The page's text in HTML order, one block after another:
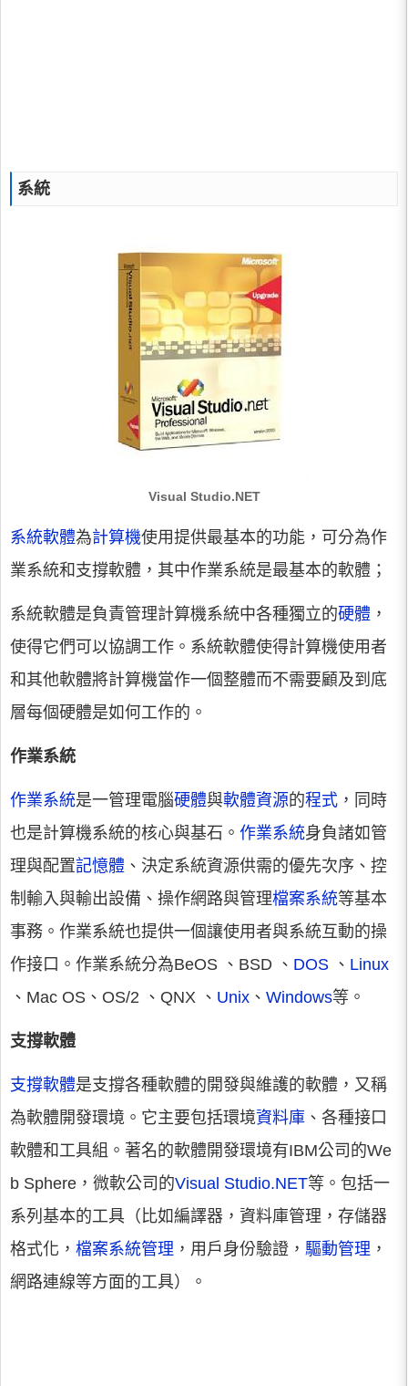
系統
Visual Studio.NET
系統軟體為計算機使用提供最基本的功能，可分為作
業系統和支撐軟體，其中作業系統是最基本的軟體；
系統軟體是負責管理計算機系統中各種獨立的硬體 ，
使得它們可以協調工作。系統軟體使得計算機使用者
和其他軟體將計算機當作一個整體而不需要顧及到底
層每個硬體是如何工作的。
作業系統
作業系統是一管理電腦硬體與軟體資源的程式 ，同時
也是計算機系統的核心與基石。 作業系統身負諸如管
理與配置記憶體 、決定系統資源供需的優先次序、控
制輸入與輸出設備、操作網路與管理檔案系統等基本
事務。作業系統也提供一個讓使用者與系統互動的操
作接口。作業系統分為BeOS 、BSD 、 DOS 、 Linux
、Mac OS、OS/2 、QNX 、 Unix 、 Windows等。
支撐軟體
支撐軟體是支撐各種軟體的開發與維護的軟體，又稱
為軟體開發環境。它主要包括環境資料庫 、各種接口
軟體和工具組。著名的軟體開發環境有IBM公司的We
b Sphere，微軟公司的Visual Studio.NET等。包括一
系列基本的工具（比如編譯器，資料庫管理，存儲器
格式化， 檔案系統管理 ，用戶身份驗證， 驅動管理 ，
網路連線等方面的工具）。